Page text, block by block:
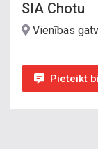
SIA Chotu
Vienības
Pieteikt